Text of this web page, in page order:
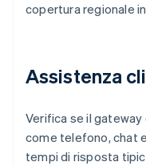
copertura regionale
Assistenza
Verifica se il
come telefono, chat
tempi di risposta